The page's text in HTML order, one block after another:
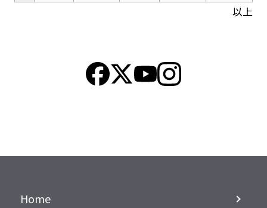
以上
Home